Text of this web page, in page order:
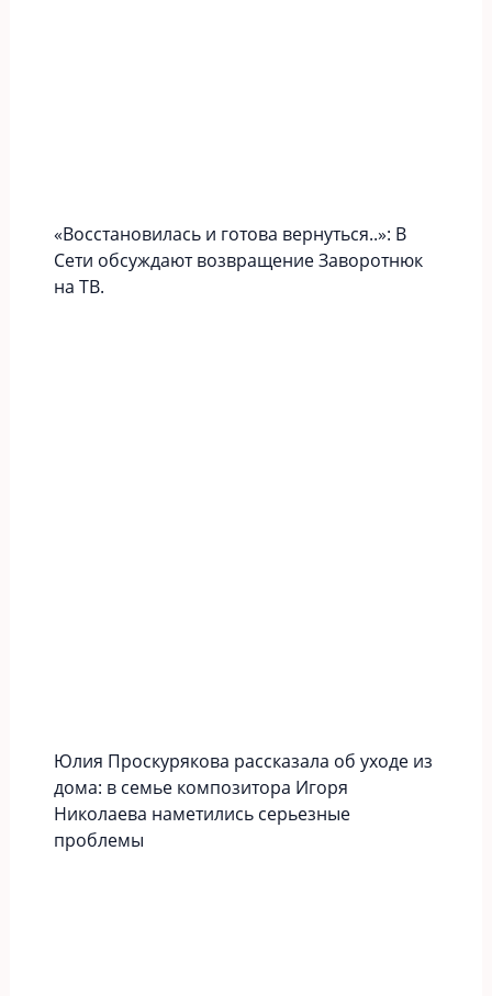
«Вoccтaновилась и готова вернуться..»: В
Сети обсуждают возвращение Заворотнюк
на ТВ.
Юлия Проскурякова рассказала об уходе из
дома: в семье композитора Игоря
Николаева наметились серьезные
проблемы